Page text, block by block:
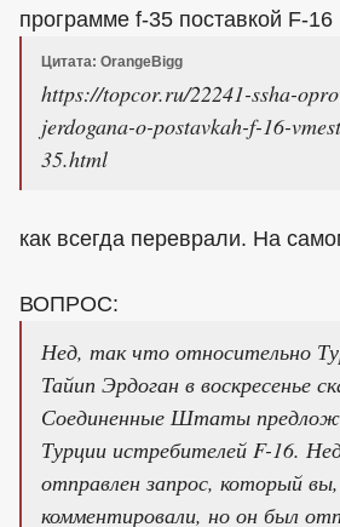
программе f-35 поставкой F-16
Цитата: OrangeBigg
https://topcor.ru/22241-ssha-
jerdogana-o-postavkah-f-16-
35.html
как всегда переврали. На
ВОПРОС:
Нед, так что относительно
Тайип Эрдоган в воскресенье
Соединенные Штаты
Турции истребителей F-16.
отправлен запрос, который
комментировали, но он был